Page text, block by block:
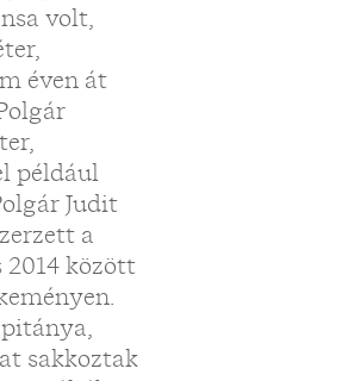
volt,
éven át
például
Judit
a
között
sakkoztak